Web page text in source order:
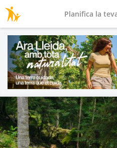
Planifica la